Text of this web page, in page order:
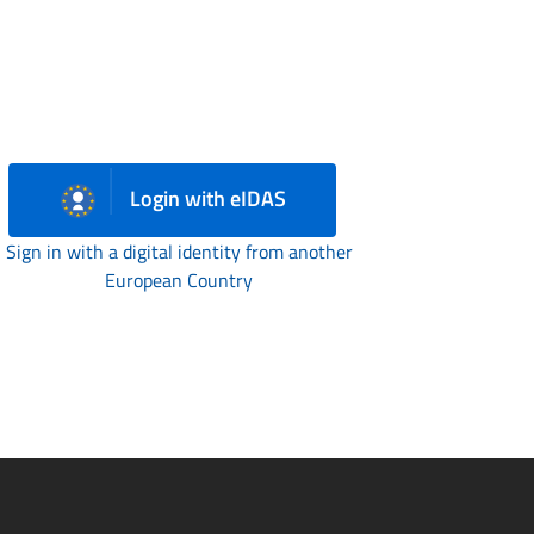
Login with eIDAS
Sign in with a digital identity from another
European Country